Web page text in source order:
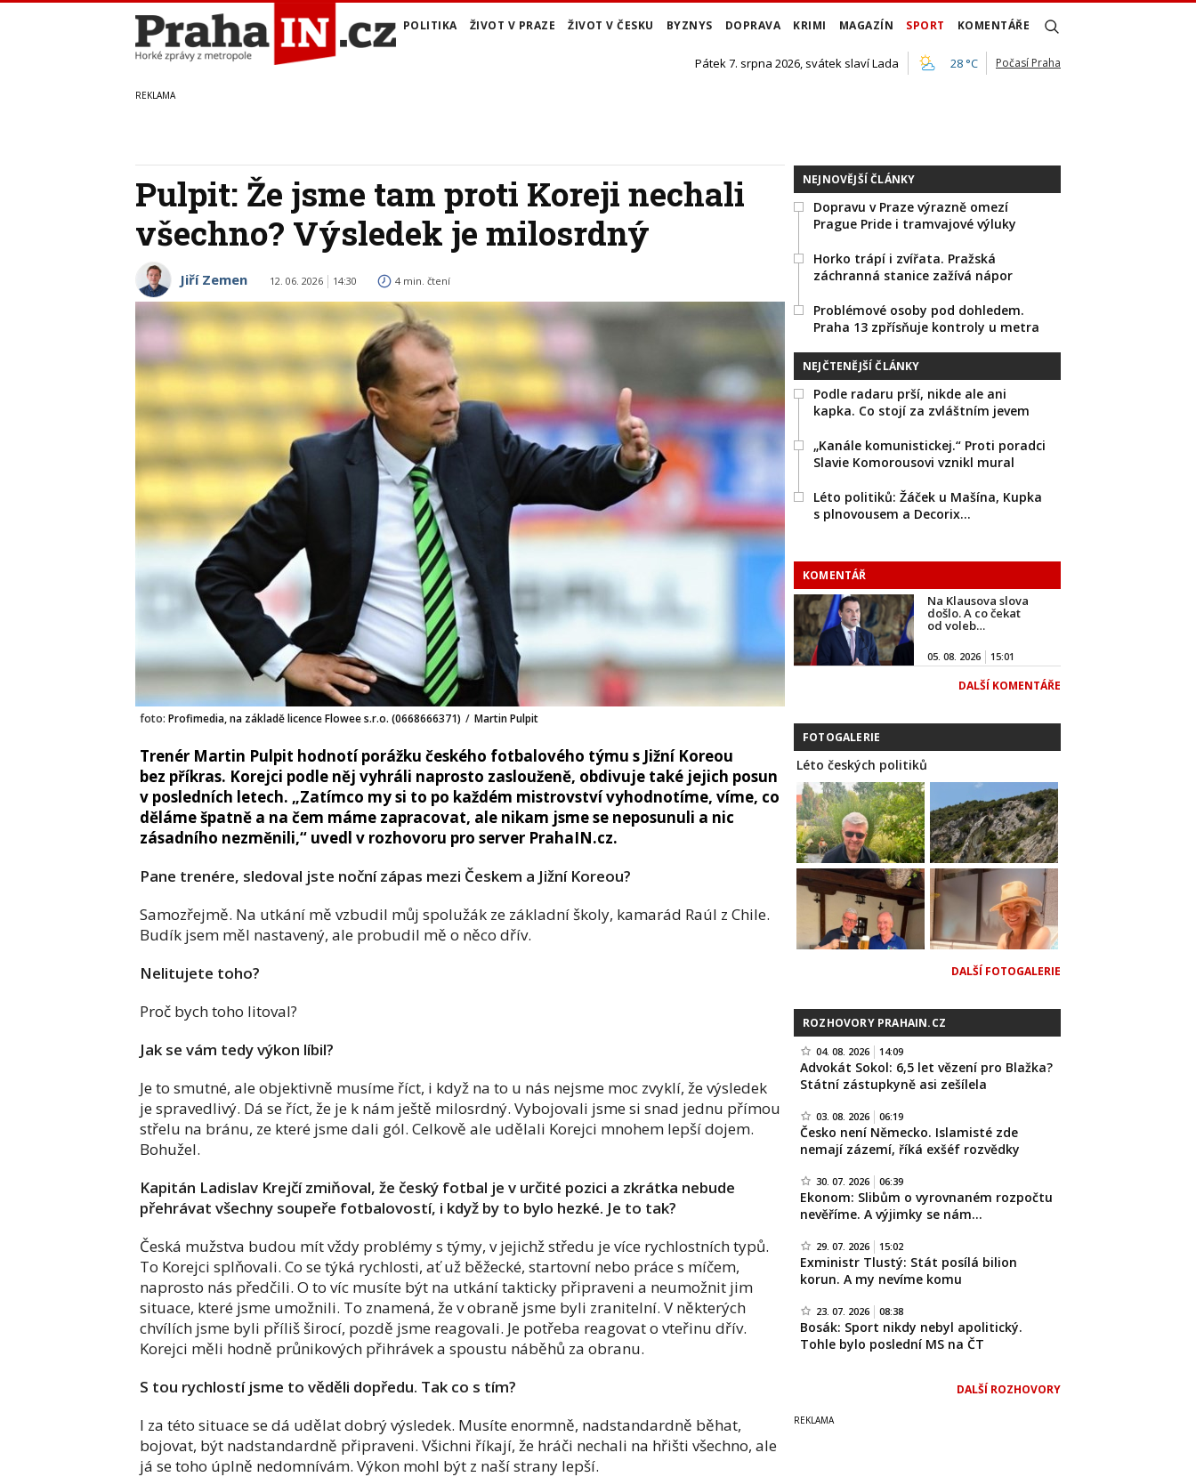
POLITIKA ŽIVOT V PRAZE ŽIVOT V ČESKU BYZNYS DOPRAVA KRIMI MAGAZÍN SPORT KOMENTÁŘE
Pátek 7. srpna 2026, svátek slaví Lada 28 °C Počasí Praha
Pulpit: Že jsme tam proti Koreji nechali
všechno? Výsledek je milosrdný
Jiří Zemen 12. 06. 2026 14:30 4 min. čtení
foto: Profimedia, na základě licence Flowee s.r.o. (0668666371) / Martin Pulpit
Trenér Martin Pulpit hodnotí porážku českého fotbalového týmu s Jižní Koreou
bez příkras. Korejci podle něj vyhráli naprosto zaslouženě, obdivuje také jejich posun
v posledních letech. „Zatímco my si to po každém mistrovství vyhodnotíme, víme, co
děláme špatně a na čem máme zapracovat, ale nikam jsme se neposunuli a nic
zásadního nezměnili,“ uvedl v rozhovoru pro server PrahaIN.cz.
Pane trenére, sledoval jste noční zápas mezi Českem a Jižní Koreou?
Samozřejmě. Na utkání mě vzbudil můj spolužák ze základní školy, kamarád Raúl z Chile.
Budík jsem měl nastavený, ale probudil mě o něco dřív.
Nelitujete toho?
Proč bych toho litoval?
Jak se vám tedy výkon líbil?
Je to smutné, ale objektivně musíme říct, i když na to u nás nejsme moc zvyklí, že výsledek
je spravedlivý. Dá se říct, že je k nám ještě milosrdný. Vybojovali jsme si snad jednu přímou
střelu na bránu, ze které jsme dali gól. Celkově ale udělali Korejci mnohem lepší dojem.
Bohužel.
Kapitán Ladislav Krejčí zmiňoval, že český fotbal je v určité pozici a zkrátka nebude
přehrávat všechny soupeře fotbalovostí, i když by to bylo hezké. Je to tak?
Česká mužstva budou mít vždy problémy s týmy, v jejichž středu je více rychlostních typů.
To Korejci splňovali. Co se týká rychlosti, ať už běžecké, startovní nebo práce s míčem,
naprosto nás předčili. O to víc musíte být na utkání takticky připraveni a neumožnit jim
situace, které jsme umožnili. To znamená, že v obraně jsme byli zranitelní. V některých
chvílích jsme byli příliš širocí, pozdě jsme reagovali. Je potřeba reagovat o vteřinu dřív.
Korejci měli hodně průnikových přihrávek a spoustu náběhů za obranu.
S tou rychlostí jsme to věděli dopředu. Tak co s tím?
I za této situace se dá udělat dobrý výsledek. Musíte enormně, nadstandardně běhat,
bojovat, být nadstandardně připraveni. Všichni říkají, že hráči nechali na hřišti všechno, ale
já se toho úplně nedomnívám. Výkon mohl být z naší strany lepší.
NEJNOVĚJŠÍ ČLÁNKY
Dopravu v Praze výrazně omezí
Prague Pride i tramvajové výluky
Horko trápí i zvířata. Pražská
záchranná stanice zažívá nápor
Problémové osoby pod dohledem.
Praha 13 zpřísňuje kontroly u metra
NEJČTENĚJŠÍ ČLÁNKY
Podle radaru prší, nikde ale ani
kapka. Co stojí za zvláštním jevem
„Kanále komunistickej.“ Proti poradci
Slavie Komorousovi vznikl mural
Léto politiků: Žáček u Mašína, Kupka
s plnovousem a Decorix…
KOMENTÁŘ
Na Klausova slova
došlo. A co čekat
od voleb…
05. 08. 2026 15:01
DALŠÍ KOMENTÁŘE
FOTOGALERIE
Léto českých politiků
DALŠÍ FOTOGALERIE
ROZHOVORY PRAHAIN.CZ
04. 08. 2026 14:09
Advokát Sokol: 6,5 let vězení pro Blažka?
Státní zástupkyně asi zešílela
03. 08. 2026 06:19
Česko není Německo. Islamisté zde
nemají zázemí, říká exšéf rozvědky
30. 07. 2026 06:39
Ekonom: Slibům o vyrovnaném rozpočtu
nevěříme. A výjimky se nám…
29. 07. 2026 15:02
Exministr Tlustý: Stát posílá bilion
korun. A my nevíme komu
23. 07. 2026 08:38
Bosák: Sport nikdy nebyl apolitický.
Tohle bylo poslední MS na ČT
DALŠÍ ROZHOVORY